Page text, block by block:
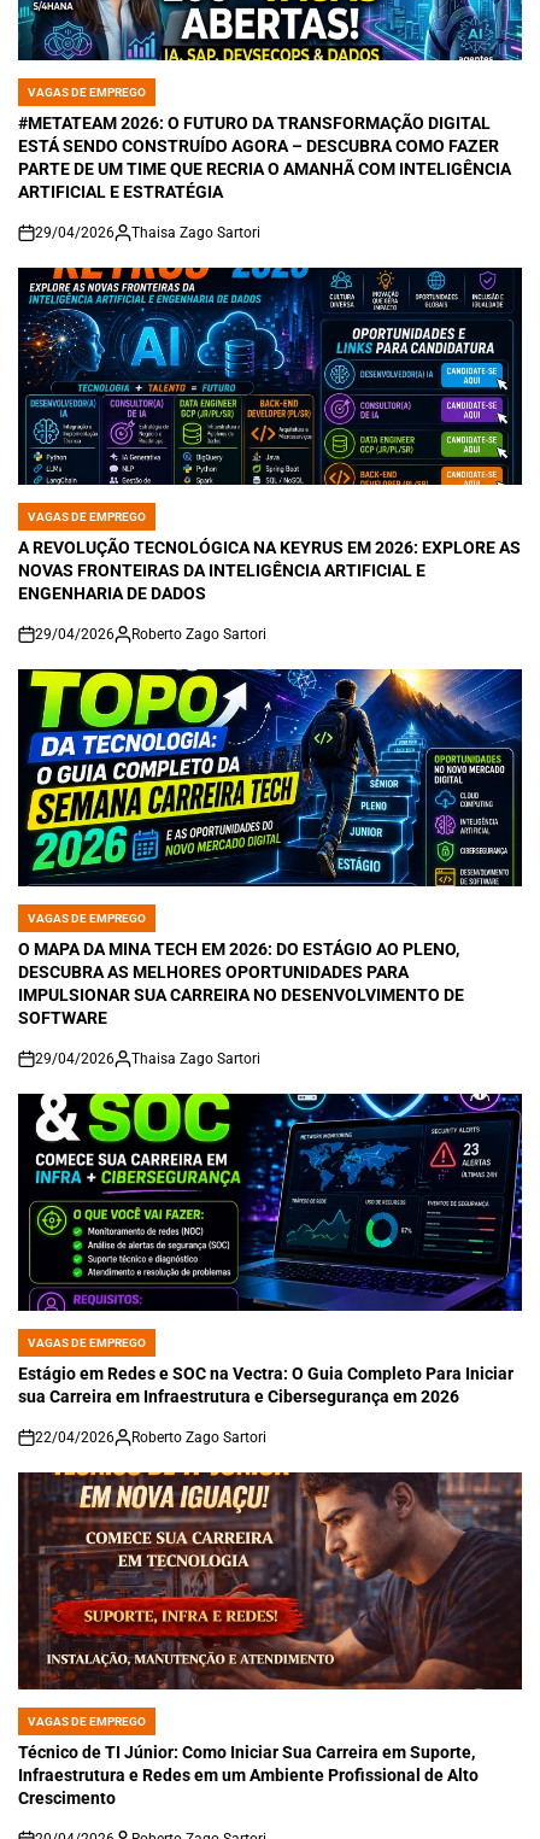
POSTED
IN
VAGAS DE EMPREGO
#METATEAM 2026: O FUTURO DA TRANSFORMAÇÃO DIGITAL
ESTÁ SENDO CONSTRUÍDO AGORA – DESCUBRA COMO FAZER
PARTE DE UM TIME QUE RECRIA O AMANHÃ COM INTELIGÊNCIA
ARTIFICIAL E ESTRATÉGIA
on
29/04/2026 Thaisa Zago Sartori
POSTED
IN
VAGAS DE EMPREGO
A REVOLUÇÃO TECNOLÓGICA NA KEYRUS EM 2026: EXPLORE AS
NOVAS FRONTEIRAS DA INTELIGÊNCIA ARTIFICIAL E
ENGENHARIA DE DADOS
on
29/04/2026 Roberto Zago Sartori
POSTED
IN
VAGAS DE EMPREGO
O MAPA DA MINA TECH EM 2026: DO ESTÁGIO AO PLENO,
DESCUBRA AS MELHORES OPORTUNIDADES PARA
IMPULSIONAR SUA CARREIRA NO DESENVOLVIMENTO DE
SOFTWARE
on
29/04/2026 Thaisa Zago Sartori
POSTED
IN
VAGAS DE EMPREGO
Estágio em Redes e SOC na Vectra: O Guia Completo Para Iniciar
sua Carreira em Infraestrutura e Cibersegurança em 2026
on
22/04/2026 Roberto Zago Sartori
POSTED
IN
VAGAS DE EMPREGO
Técnico de TI Júnior: Como Iniciar Sua Carreira em Suporte,
Infraestrutura e Redes em um Ambiente Profissional de Alto
Crescimento